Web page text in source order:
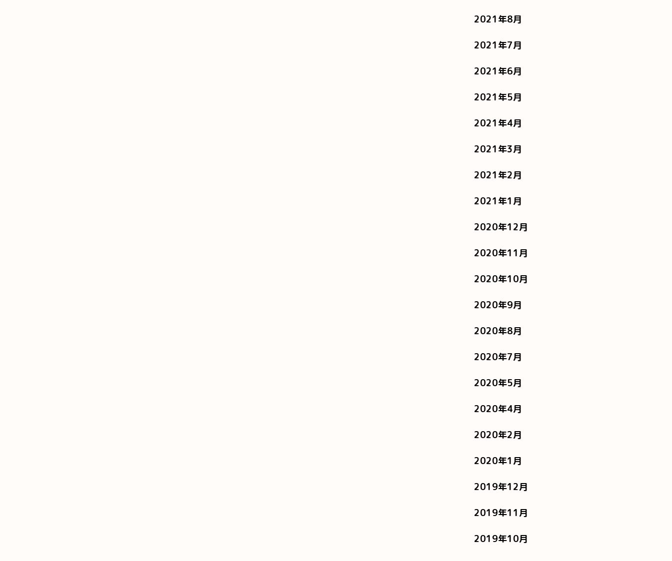
2021年8月
2021年7月
2021年6月
2021年5月
2021年4月
2021年3月
2021年2月
2021年1月
2020年12月
2020年11月
2020年10月
2020年9月
2020年8月
2020年7月
2020年5月
2020年4月
2020年2月
2020年1月
2019年12月
2019年11月
2019年10月